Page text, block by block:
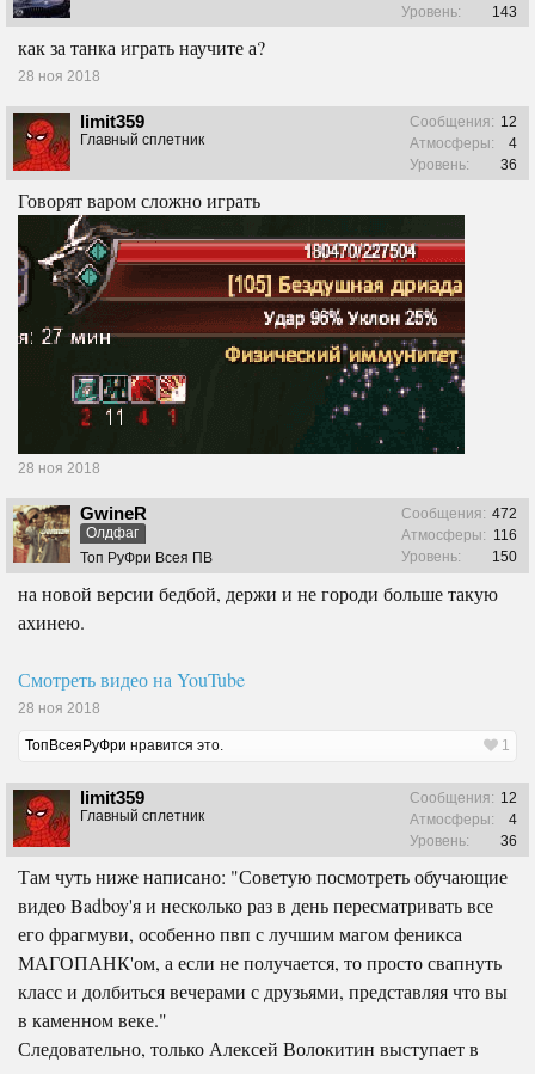
Уровень:
143
как за танка играть научите а?
28 ноя 2018
limit359
Главный сплетник
Сообщения: 12
Атмосферы:
4
Уровень:
36
Говорят варом сложно играть
28 ноя 2018
GwineR
Олдфаг
Топ РуФри Всея ПВ
Сообщения: 472
Атмосферы: 116
Уровень:
150
на новой версии бедбой, держи и не городи больше такую
ахинею.
Смотреть видео на YouTube
28 ноя 2018
ТопВсеяРуФри нравится это. 1
limit359
Главный сплетник
Сообщения: 12
Атмосферы:
4
Уровень:
36
Там чуть ниже написано: "Советую посмотреть обучающие
видео Badboy'я и несколько раз в день пересматривать все
его фрагмуви, особенно пвп с лучшим магом феникса
МАГОПАНК'ом, а если не получается, то просто свапнуть
класс и долбиться вечерами с друзьями, представляя что вы
в каменном веке."
Следовательно, только Алексей Волокитин выступает в